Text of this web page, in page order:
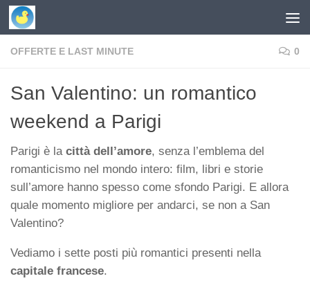
Skip to content
OFFERTE E LAST MINUTE 0
San Valentino: un romantico
weekend a Parigi
Parigi è la città dell’amore, senza l’emblema del
romanticismo nel mondo intero: film, libri e storie
sull’amore hanno spesso come sfondo Parigi. E allora
quale momento migliore per andarci, se non a San
Valentino?
Vediamo i sette posti più romantici presenti nella
capitale francese.